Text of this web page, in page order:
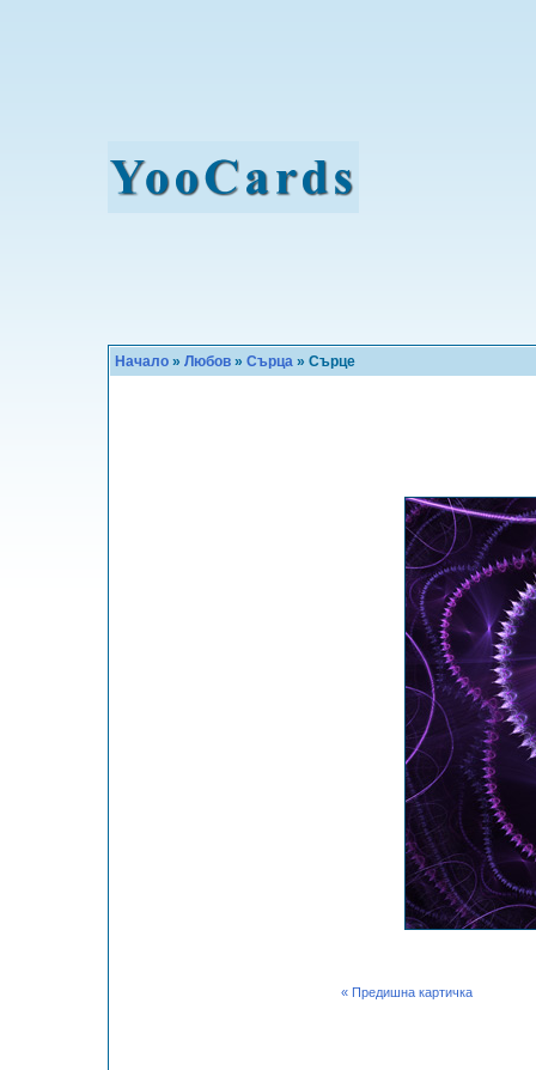
Начало » Любов » Сърца » Сърце
« Предишна картичка